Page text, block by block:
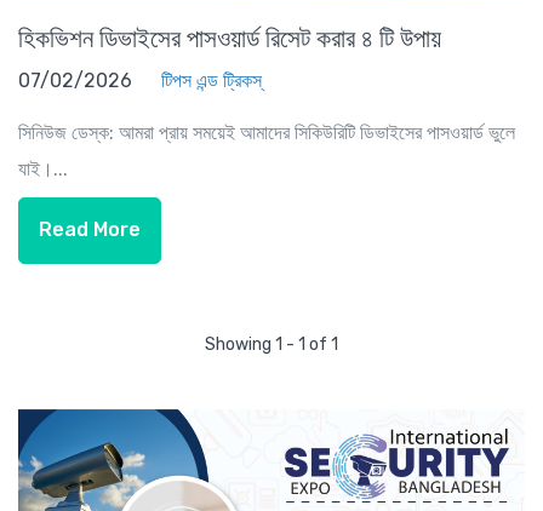
হিকভিশন ডিভাইসের পাসওয়ার্ড রিসেট করার ৪ টি উপায়
07/02/2026 টিপস এন্ড ট্রিকস্
সিনিউজ ডেস্ক: আমরা প্রায় সময়েই আমাদের সিকিউরিটি ডিভাইসের পাসওয়ার্ড ভুলে
যাই।...
Read More
Showing 1 - 1 of 1